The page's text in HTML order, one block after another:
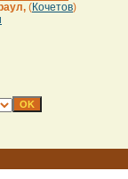
(Кочетов)